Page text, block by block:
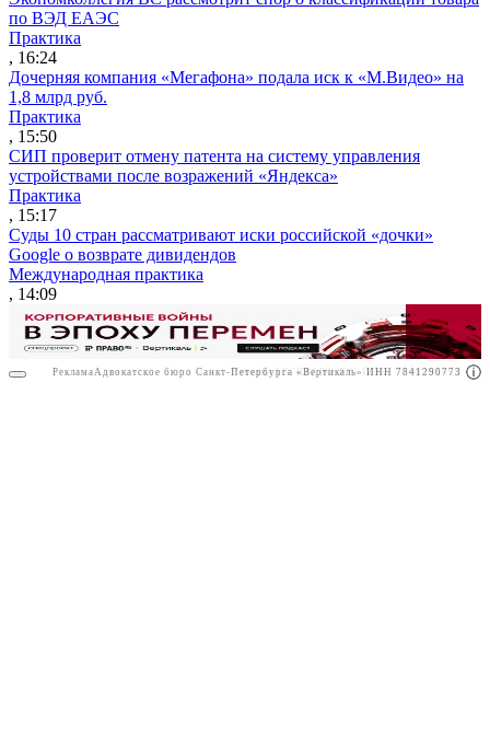
РекламаАО"ПРАВО.РУ" ИНН: 7708095468
по ВЭД ЕАЭС
Практика
, 16:24
Дочерняя компания «Мегафона» подала иск к «М.Видео» на
1,8 млрд руб.
Практика
, 15:50
СИП проверит отмену патента на систему управления
устройствами после возражений «Яндекса»
Практика
, 15:17
Суды 10 стран рассматривают иски российской «дочки»
Google о возврате дивидендов
Международная практика
, 14:09
Реклама Адвокатское бюро Санкт-Петербурга «Вертикаль» ИНН 7841290773